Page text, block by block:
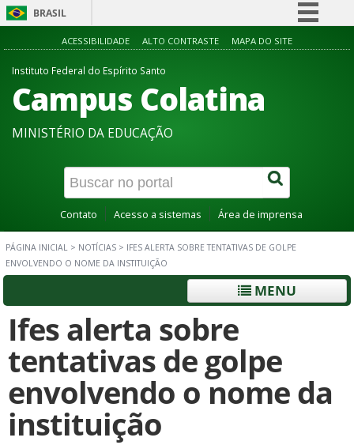
BRASIL
Simplifique!
Acesso à informação
Canais
ACESSIBILIDADE ALTO CONTRASTE MAPA DO SITE
Instituto Federal do Espírito Santo
Campus Colatina
MINISTÉRIO DA EDUCAÇÃO
Contato Acesso a sistemas Área de imprensa
PÁGINA INICIAL > NOTÍCIAS > IFES ALERTA SOBRE TENTATIVAS DE GOLPE
ENVOLVENDO O NOME DA INSTITUIÇÃO
MENU
Ifes alerta sobre
tentativas de golpe
envolvendo o nome da
instituição